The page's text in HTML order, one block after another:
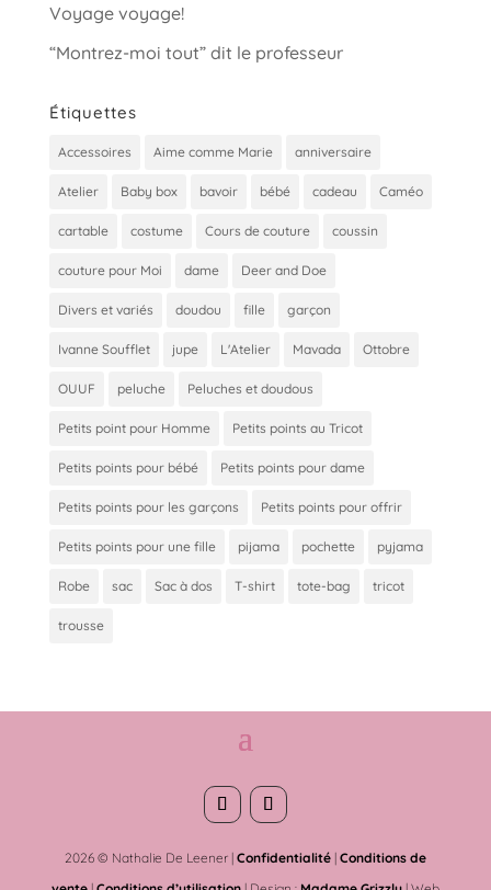
Voyage voyage!
“Montrez-moi tout” dit le professeur
Étiquettes
Accessoires Aime comme Marie anniversaire
Atelier Baby box bavoir bébé cadeau Caméo
cartable costume Cours de couture coussin
couture pour Moi dame Deer and Doe
Divers et variés doudou fille garçon
Ivanne Soufflet jupe L'Atelier Mavada Ottobre
OUUF peluche Peluches et doudous
Petits point pour Homme Petits points au Tricot
Petits points pour bébé Petits points pour dame
Petits points pour les garçons Petits points pour offrir
Petits points pour une fille pijama pochette pyjama
Robe sac Sac à dos T-shirt tote-bag tricot
trousse
2026 © Nathalie De Leener | Confidentialité| Conditions de